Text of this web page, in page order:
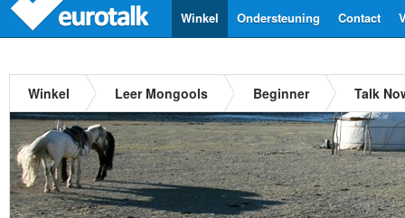
Contact
Ondersteuning
Winkel
Winkel Leer Mongools Beginner Talk